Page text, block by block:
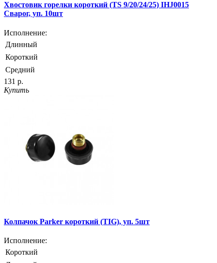
Хвостовик горелки короткий (TS 9/20/24/25) IHJ0015
Сварог, уп. 10шт
Исполнение:
Длинный
Короткий
Средний
131 р.
Купить
Колпачок Parker короткий (TIG), уп. 5шт
Исполнение:
Короткий